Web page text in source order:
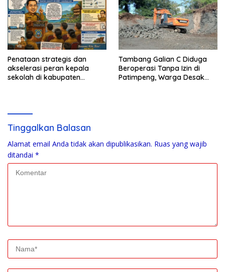
Penataan strategis dan
akselerasi peran kepala
sekolah di kabupaten
Tambang Galian C Diduga
Beroperasi Tanpa Izin di
Patimpeng, Warga Desak
Tinggalkan Balasan
Alamat email Anda tidak akan dipublikasikan. Ruas yang wajib
ditandai *